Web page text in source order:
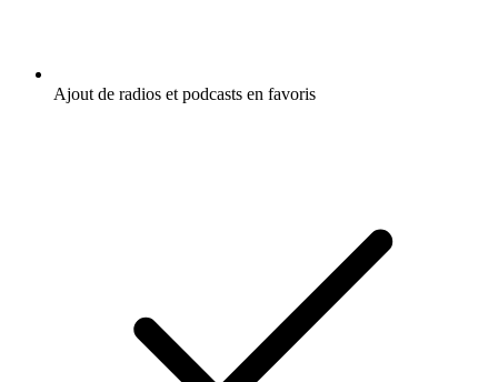
Ajout de radios et podcasts en favoris